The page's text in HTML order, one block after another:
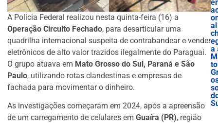
A Polícia Federal realizou nesta quinta-feira (16) a
Operação Circuito Fechado, para desarticular uma
quadrilha internacional suspeita de contrabandear e vender
eletrônicos de alto valor trazidos ilegalmente do Paraguai.
O grupo atuava em Mato Grosso do Sul, Paraná e São
Paulo, utilizando rotas clandestinas e empresas de
fachada para movimentar o dinheiro.
As investigações começaram em 2024, após a apreensão
de um carregamento de celulares em Guaíra (PR), região
al
a
to